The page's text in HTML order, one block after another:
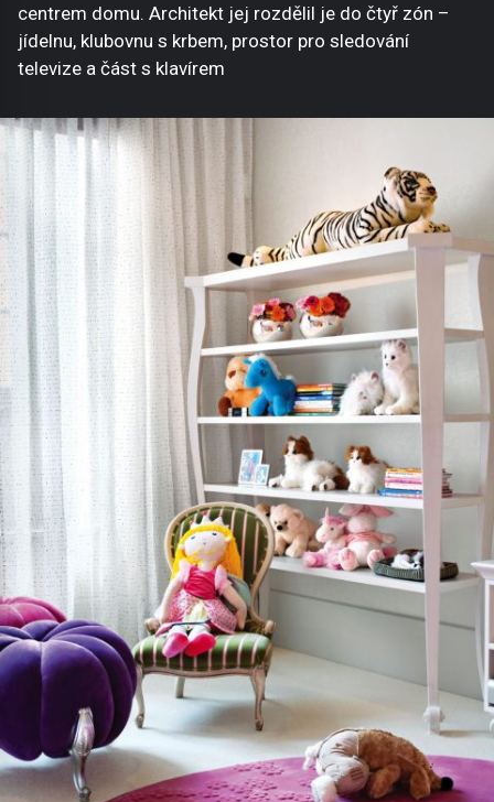
centrem domu. Architekt jej rozdělil je do čtyř zón –
jídelnu, klubovnu s krbem, prostor pro sledování
televize a část s klavírem